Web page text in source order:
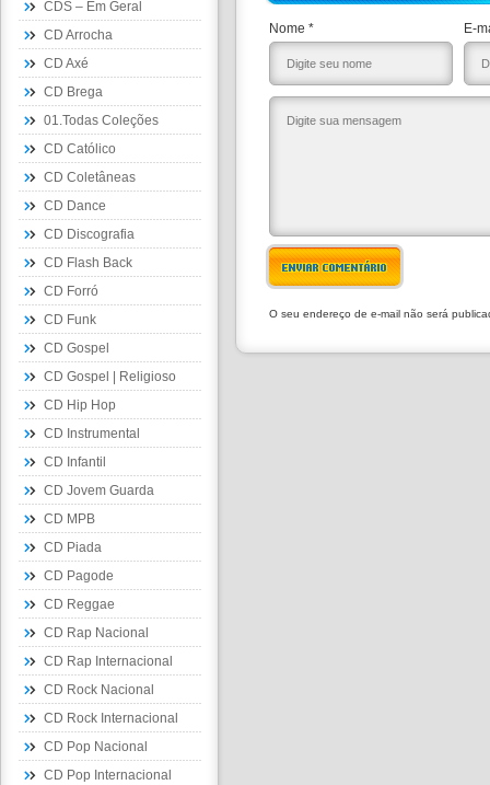
CDS – Em Geral
CD Arrocha
CD Axé
CD Brega
01.Todas Coleções
CD Católico
CD Coletâneas
CD Dance
CD Discografia
CD Flash Back
CD Forró
CD Funk
CD Gospel
CD Gospel | Religioso
CD Hip Hop
CD Instrumental
CD Infantil
CD Jovem Guarda
CD MPB
CD Piada
CD Pagode
CD Reggae
CD Rap Nacional
CD Rap Internacional
CD Rock Nacional
CD Rock Internacional
CD Pop Nacional
CD Pop Internacional
Nome * E-
ENVIAR COMENTÁRIO
O seu endereço de e-mail não será